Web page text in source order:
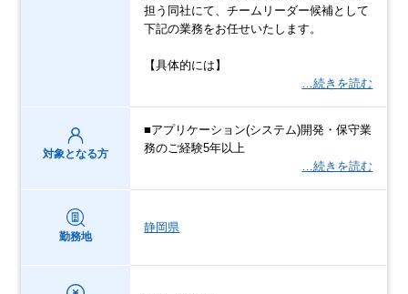
担う同社にて、チームリーダー候補として
下記の業務をお任せいたします。
【具体的には】
…続きを読む
対象となる方
■アプリケーション(システム)開発・保守業
務のご経験5年以上
…続きを読む
勤務地
静岡県